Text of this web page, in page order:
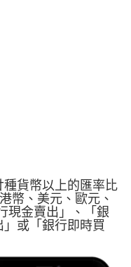
貨幣以上的匯率比
幣、美元、歐元、
現金賣出」、「銀
或「銀行即時買